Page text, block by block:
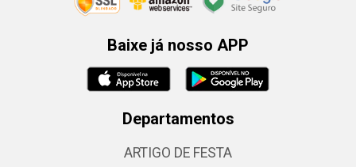
Baixe já nosso APP
Departamentos
ARTIGO DE FESTA